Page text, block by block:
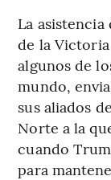
La
de la
algunos de
mundo,
sus aliados
Norte a la
cuando
para